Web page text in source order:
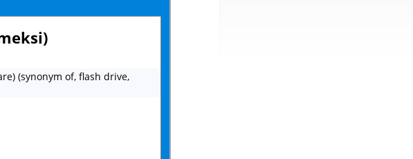
(synonym of, flash drive,